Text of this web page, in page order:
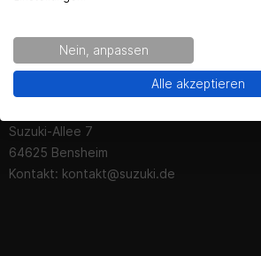
Produktsicherheit
Kontaktinformationen des Herstellers:
Suzuki-Allee 7
64625 Bensheim
Kontakt: kontakt@suzuki.de
No thanks.
Nein, anpassen
Alle akzeptieren